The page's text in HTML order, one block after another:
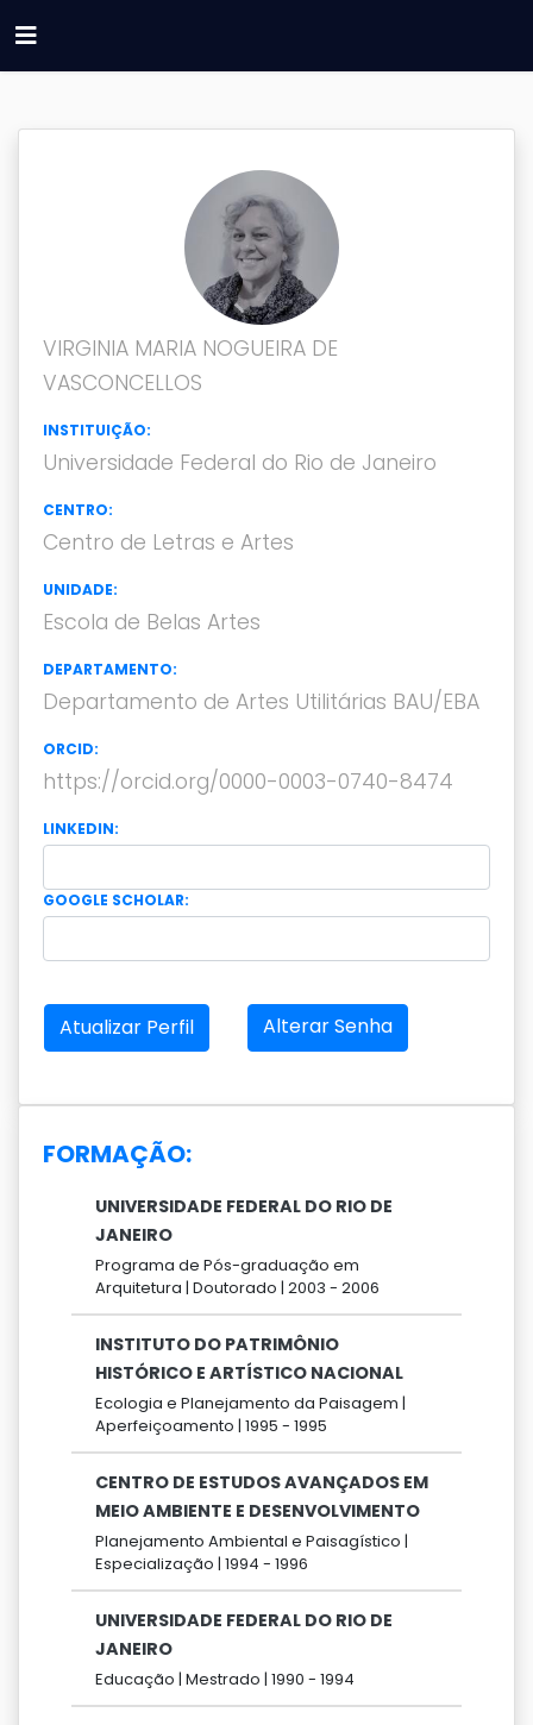
VIRGINIA MARIA NOGUEIRA DE
VASCONCELLOS
INSTITUIÇÃO:
Universidade Federal do Rio de Janeiro
CENTRO:
Centro de Letras e Artes
UNIDADE:
Escola de Belas Artes
DEPARTAMENTO:
Departamento de Artes Utilitárias BAU/EBA
ORCID:
https://orcid.org/0000-0003-0740-8474
LINKEDIN:
GOOGLE SCHOLAR:
Atualizar Perfil Alterar Senha
FORMAÇÃO:
UNIVERSIDADE FEDERAL DO RIO DE
JANEIRO
Programa de Pós-graduação em
Arquitetura | Doutorado | 2003 - 2006
INSTITUTO DO PATRIMÔNIO
HISTÓRICO E ARTÍSTICO NACIONAL
Ecologia e Planejamento da Paisagem |
Aperfeiçoamento | 1995 - 1995
CENTRO DE ESTUDOS AVANÇADOS EM
MEIO AMBIENTE E DESENVOLVIMENTO
Planejamento Ambiental e Paisagístico |
Especialização | 1994 - 1996
UNIVERSIDADE FEDERAL DO RIO DE
JANEIRO
Educação | Mestrado | 1990 - 1994